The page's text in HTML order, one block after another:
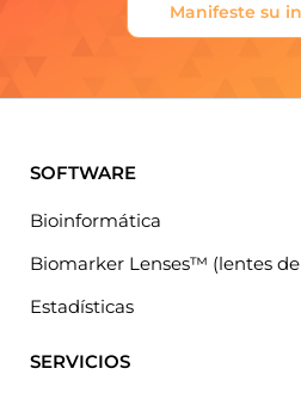
Manifeste su
SOFTWARE
Bioinformática
Biomarker Lenses™ (lentes
Estadísticas
SERVICIOS